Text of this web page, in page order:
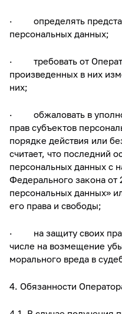
· определять
персональных данных;
· требовать от
произведенных в них
них;
· обжаловать в
прав субъектов
порядке действия или
считает, что последний
персональных данных с
Федерального закона
персональных данных»
его права и свободы;
· на защиту своих
числе на возмещение
морального вреда в
4. Обязанности